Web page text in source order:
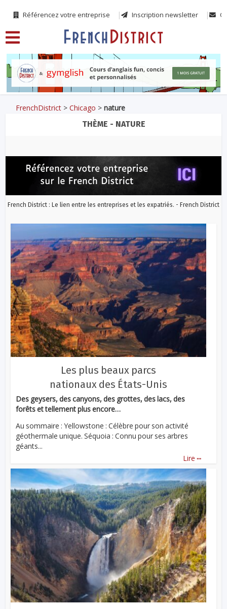
Référencez votre entreprise Inscription newsletter
FrenchDistrict >Chicago >nature
THÈME - NATURE
French District : Le lien entre les entreprises et les expatriés. - French District
Les plus beaux parcs
nationaux des États-Unis
Des geysers, des canyons, des grottes, des lacs, des
forêts et tellement plus encore…
Au sommaire : Yellowstone : Célèbre pour son activité
géothermale unique. Séquoia : Connu pour ses arbres
géants...
Lire ...